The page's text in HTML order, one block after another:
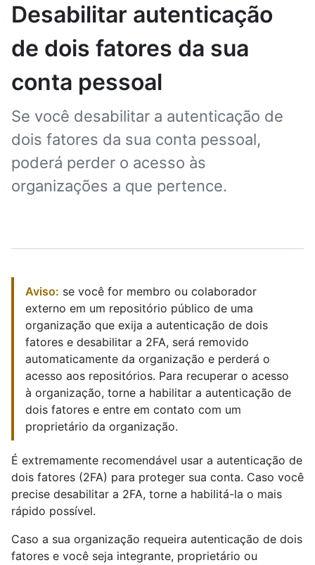
Desabilitar autenticação
de dois fatores da sua
conta pessoal
Se você desabilitar a autenticação de
dois fatores da sua conta pessoal,
poderá perder o acesso às
organizações a que pertence.
Aviso: se você for membro ou colaborador
externo em um repositório público de uma
organização que exija a autenticação de dois
fatores e desabilitar a 2FA, será removido
automaticamente da organização e perderá o
acesso aos repositórios. Para recuperar o acesso
à organização, torne a habilitar a autenticação de
dois fatores e entre em contato com um
proprietário da organização.
É extremamente recomendável usar a autenticação de
dois fatores (2FA) para proteger sua conta. Caso você
precise desabilitar a 2FA, torne a habilitá-la o mais
rápido possível.
Caso a sua organização requeira autenticação de dois
fatores e você seja integrante, proprietário ou